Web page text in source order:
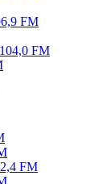
FM
FM
FM